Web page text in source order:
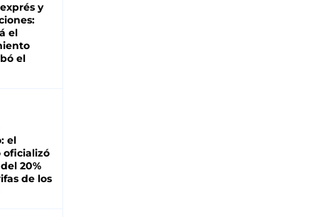
y
el
el
el
oficializó
20%
de los